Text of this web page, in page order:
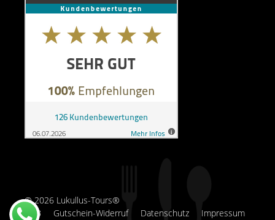
AGB Gutschein-Widerruf Datenschutz Impressum
© 2026 Lukullus-Tours®